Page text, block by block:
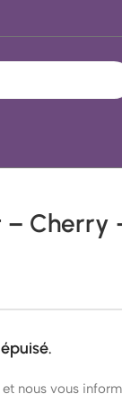
– Cherry
nous vous